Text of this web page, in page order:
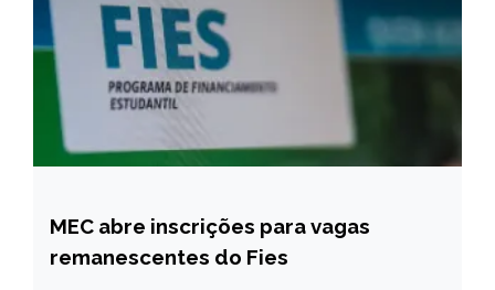
BRASIL
NOTÍCIAS
MEC abre inscrições para vagas
remanescentes do Fies